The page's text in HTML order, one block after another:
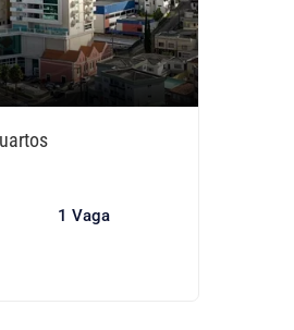
1 Vaga